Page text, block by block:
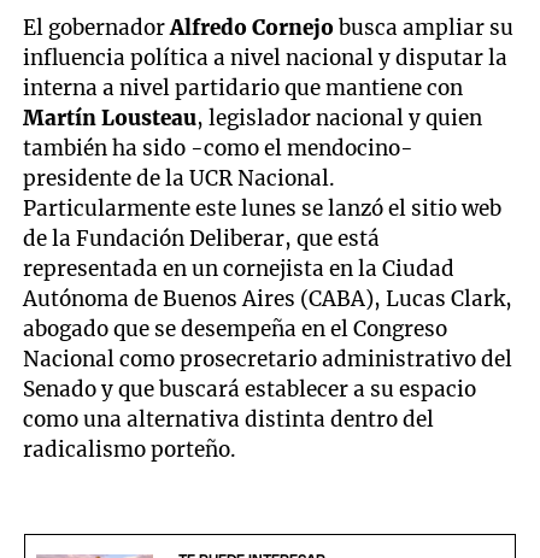
El gobernadorAlfredo Cornejobusca ampliar su
influencia política a nivel nacional y disputar la
interna a nivel partidario que mantiene con
Martín Lousteau, legislador nacional y quien
también ha sido -como el mendocino-
presidente de la UCR Nacional.
Particularmente este lunes se lanzó el sitio web
de la Fundación Deliberar, que está
representada en un cornejista en la Ciudad
Autónoma de Buenos Aires (CABA), Lucas Clark,
abogado que se desempeña en el Congreso
Nacional como prosecretario administrativo del
Senado y que buscará establecer a su espacio
como una alternativa distinta dentro del
radicalismo porteño.